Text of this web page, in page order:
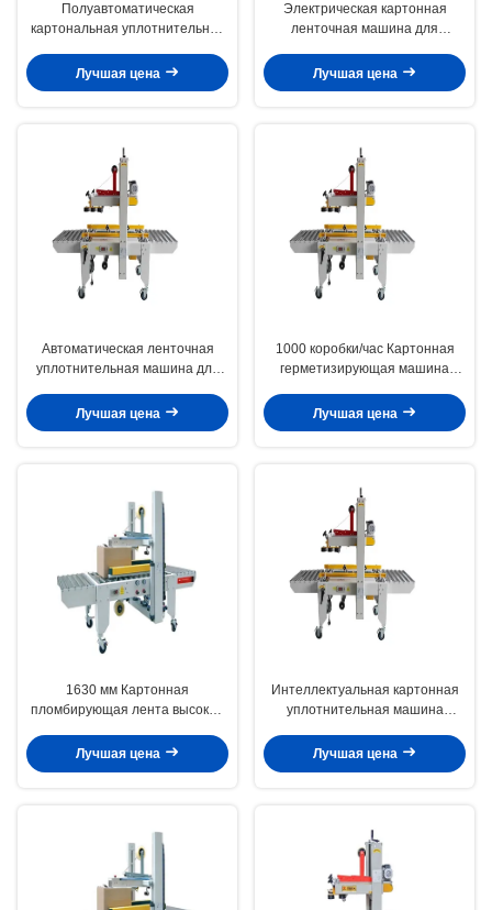
Полуавтоматическая
картональная уплотнительная
Лучшая цена
Электрическая картонная
ленточная машина для
Лучшая цена
Автоматическая ленточная
уплотнительная машина для
Энергоэффективность Высокая
точность
Лучшая цена
1000 коробки/час Картонная
герметизирующая машина
касса ленточная машина
Лучшая цена
1630 мм Картонная
пломбирующая лента высокая
промышленности
Лучшая цена
Интеллектуальная картонная
уплотнительная машина
горячеплавкая клея
Лучшая цена